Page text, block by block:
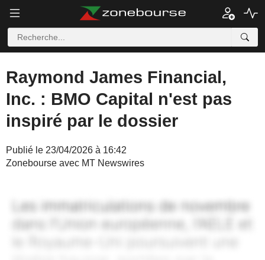
Raymond James Financial,
Inc. : BMO Capital n'est pas
inspiré par le dossier
Publié le 23/04/2026 à 16:42
Zonebourse avec MT Newswires